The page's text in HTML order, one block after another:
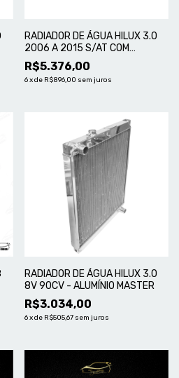
RADIADOR DE ÁGUA HILUX 3.0
2006 A 2015 S/AT COM
ELETROVENTILADOR
R$5.376,00
6xde R$896,00 sem juros
RADIADOR DE ÁGUA HILUX 3.0
8V 90CV - ALUMÍNIO MASTER
R$3.034,00
6xde R$505,67 sem juros